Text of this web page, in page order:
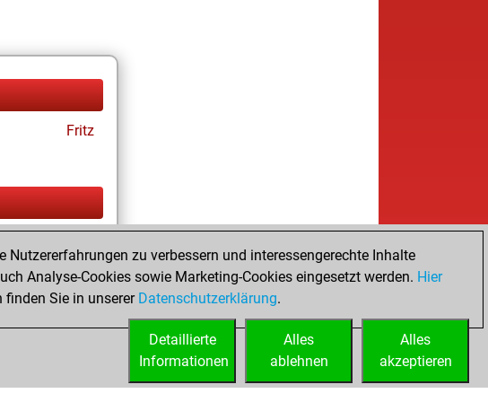
Fritz
zu verbessern und interessengerechte Inhalte
Analyse-Cookies sowie Marketing-Cookies eingesetzt werden. Hier
finden Sie in unserer Datenschutzerklärung.
Alles
akzeptieren
Alles
ablehnen
Detaillierte
Informationen